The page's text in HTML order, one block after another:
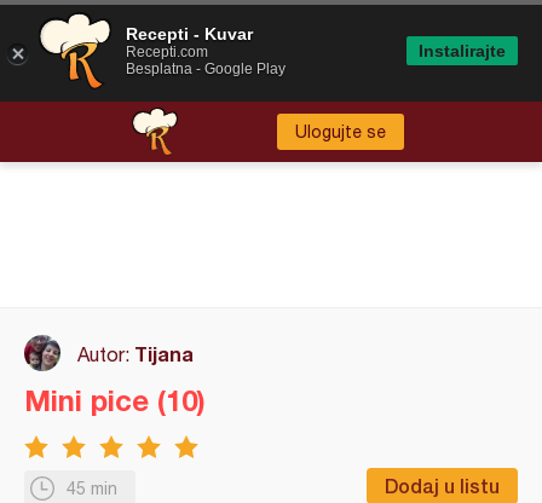
Ulogujte se
Autor: Tijana
45 min Dodaj u listu
Mini pice (10)
Recepti - Kuvar
Recepti.com
Besplatna - Google Play
Instalirajte